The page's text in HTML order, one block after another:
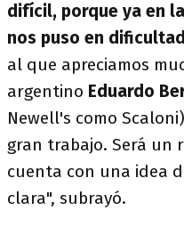
difícil, porque ya en
nos puso en
al que apreciamos
argentino Eduardo
Newell's como
gran trabajo. Será un
cuenta con una idea
clara", subrayó.